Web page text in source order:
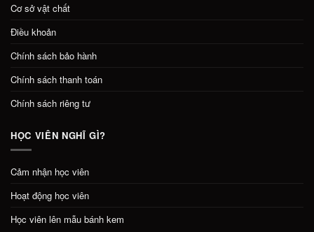
Cơ sở vật chất
Điều khoản
Chính sách bảo hành
Chính sách thanh toán
Chính sách riêng tư
HỌC VIÊN NGHĨ GÌ?
Cảm nhận học viên
Hoạt động học viên
Học viên lên mẫu bánh kem